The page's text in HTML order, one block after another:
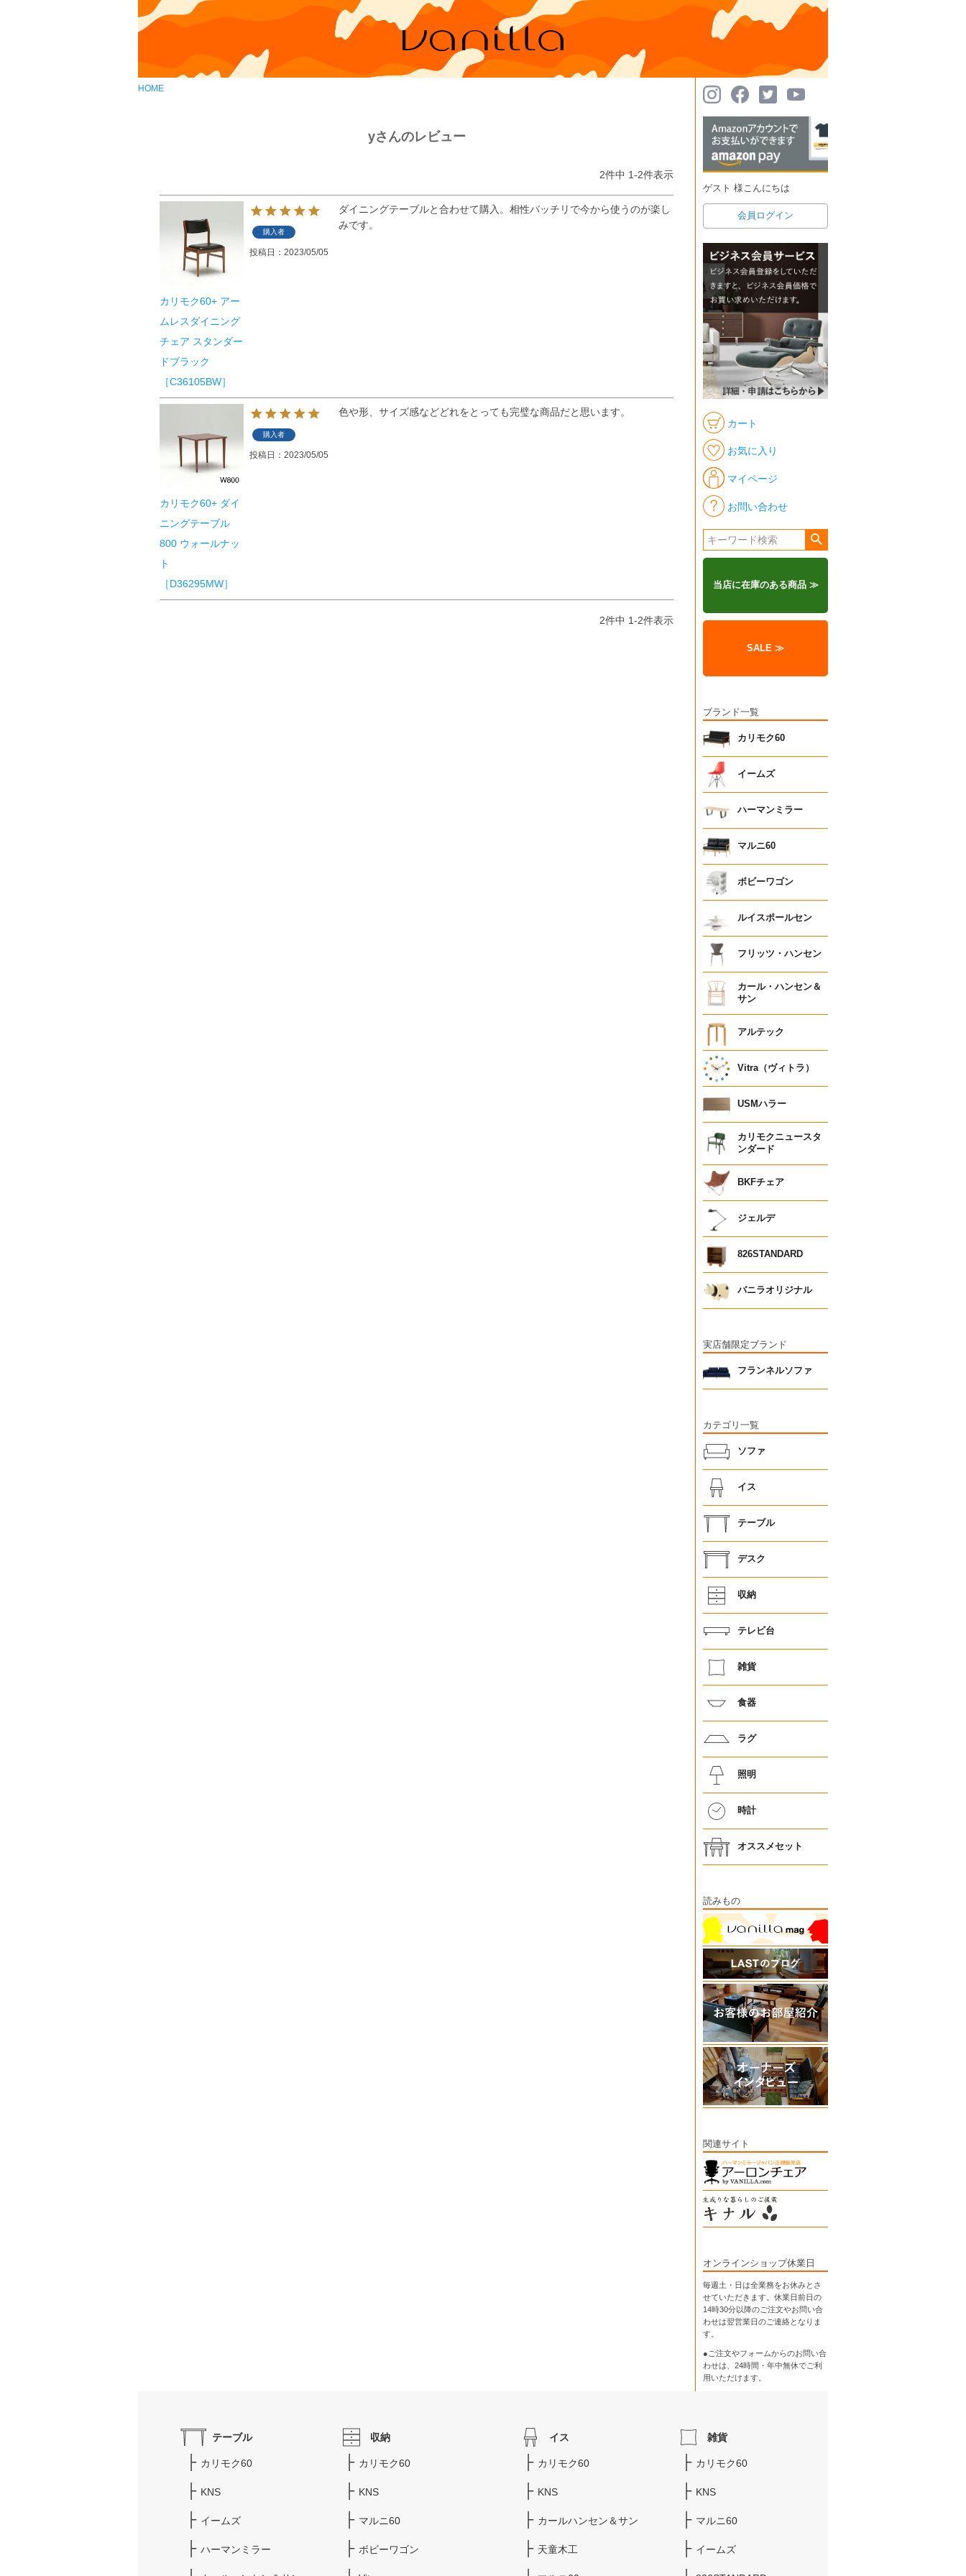
HOME
yさんのレビュー
2件中 1-2件表示
カリモク60+ アー
ムレスダイニング
チェア スタンダー
ドブラック
［C36105BW］
購入者
投稿日 2023/05/05
ダイニングテーブルと合わせて購入。相性バッチリで今から使うのが楽し
みです。
カリモク60+ ダイ
ニングテーブル
800 ウォールナッ
ト
［D36295MW］
購入者
投稿日 2023/05/05
色や形、サイズ感などどれをとっても完璧な商品だと思います。
2件中 1-2件表示
ゲスト 様こんにちは
会員ログイン
カート
お気に入り
マイページ
お問い合わせ
当店に在庫のある商品 ≫
SALE ≫
ブランド一覧
カリモク60
イームズ
ハーマンミラー
マルニ60
ボビーワゴン
ルイスポールセン
フリッツ・ハンセン
カール・ハンセン＆
サン
アルテック
Vitra（ヴィトラ）
USMハラー
カリモクニュースタ
ンダード
BKFチェア
ジェルデ
826STANDARD
バニラオリジナル
実店舗限定ブランド
フランネルソファ
カテゴリ一覧
ソファ
イス
テーブル
デスク
収納
テレビ台
雑貨
食器
ラグ
照明
時計
オススメセット
読みもの
関連サイト
オンラインショップ休業日
毎週土・日は全業務をお休みとさ
せていただきます。休業日前日の
14時30分以降のご注文やお問い合
わせは翌営業日のご連絡となりま
す。
●ご注文やフォームからのお問い合
わせは、 24時間・年中無休でご利
用いただけます。
テーブル
カリモク60
KNS
イームズ
ハーマンミラー
収納
カリモク60
KNS
マルニ60
ボビーワゴン
イス
カリモク60
KNS
カールハンセン＆サン
天童木工
雑貨
カリモク60
KNS
マルニ60
イームズ